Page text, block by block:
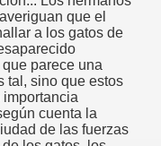
que el
a los gatos de
parece una
tal, sino que estos
cuenta la
de las fuerzas